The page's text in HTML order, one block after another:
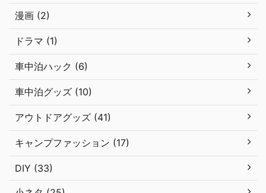
漫画 (2)
ドラマ (1)
車中泊ハック (6)
車中泊グッズ (10)
アウトドアグッズ (41)
キャンプファッション (17)
DIY (33)